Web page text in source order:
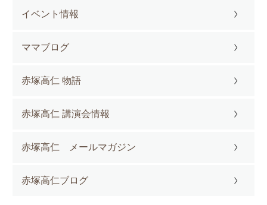
イベント情報
ママブログ
赤塚高仁 物語
赤塚高仁 講演会情報
赤塚高仁 メールマガジン
赤塚高仁ブログ